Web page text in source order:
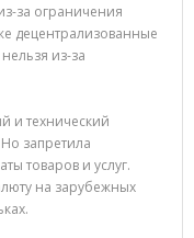
за ограничения
децентрализованные
из-за
и технический
запретила
товаров и услуг.
на зарубежных